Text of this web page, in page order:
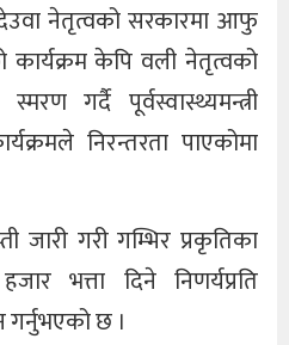
नेतृत्वको सरकारमा आफु
कार्यक्रम केपि वली नेतृत्वको
गर्दै पूर्वस्वास्थ्यमन्त्री
निरन्तरता पाएकोमा
जारी गरी गम्भिर प्रकृतिका
भत्ता दिने निणर्यप्रति
गर्नुभएको छ ।